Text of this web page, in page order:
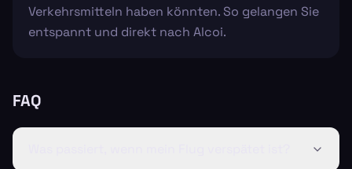
Verkehrsmitteln haben könnten. So gelangen Sie
entspannt und direkt nach Alcoi.
FAQ